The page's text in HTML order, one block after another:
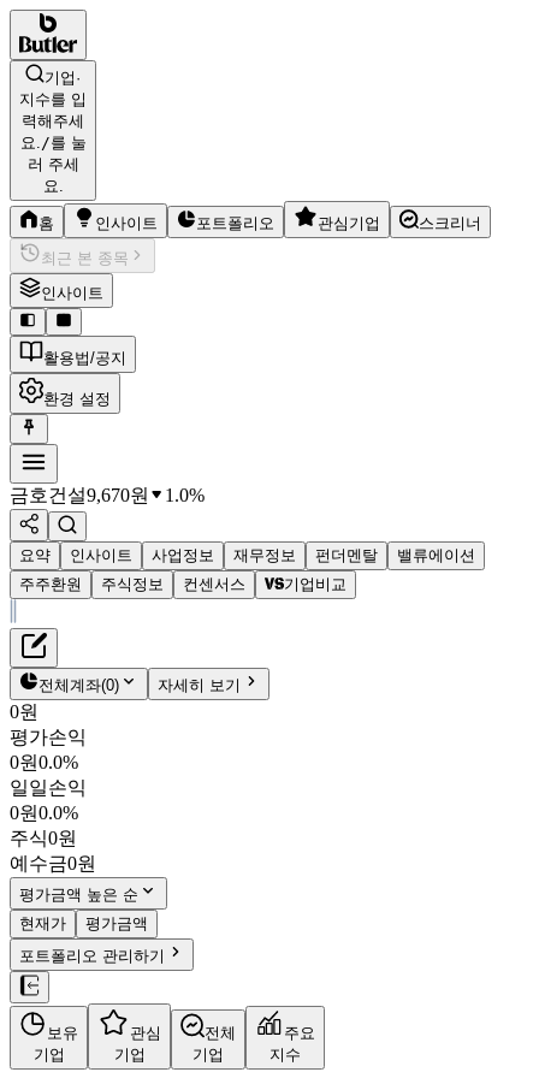
기업·
지수를 입
력해주세
요./를 눌
러 주세
요.
홈 인사이트 포트폴리오 관심기업
스크리너
최근 본 종목
인사이트
활용법/공지
환경 설정
금호건설9,670원 1.0%
요약 인사이트 사업정보 재무정보 펀더멘탈
밸류에이션
주주환원
주식정보 컨센서스 기업비교
금호건설
9,670원
002990
KOSPI
시가총액
PBR1.52
PER4.94
fPER 8.20
배당수익률2.07%
자사주비율2.86%
결산월12월
4분기누적
10년
주재무제표
재무정보
펀더멘탈
밸류에이션
주주환원
컨센서스
주식정보
전체계좌(0) 자세히 보기
0원
평가손익
0원0.0%
일일손익
0원0.0%
주식0원
예수금0원
평가금액 높은 순
현재가
평가금액
포트폴리오 관리하기
보유
기업
관심
기업
전체
기업
주요
지수